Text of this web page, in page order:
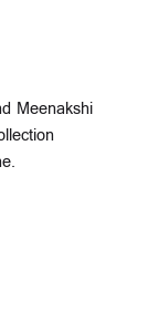
Meenakshi